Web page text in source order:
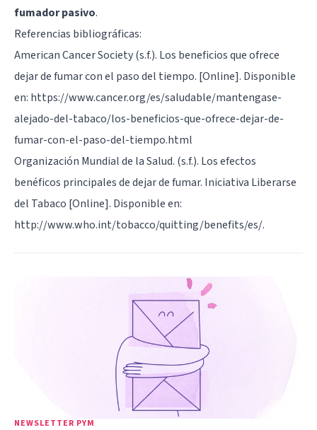
fumador pasivo.
Referencias bibliográficas:
American Cancer Society (s.f.). Los beneficios que ofrece
dejar de fumar con el paso del tiempo. [Online]. Disponible
en: https://www.cancer.org/es/saludable/mantengase-
alejado-del-tabaco/los-beneficios-que-ofrece-dejar-de-
fumar-con-el-paso-del-tiempo.html
Organización Mundial de la Salud. (s.f.). Los efectos
benéficos principales de dejar de fumar. Iniciativa Liberarse
del Tabaco [Online]. Disponible en:
http://www.who.int/tobacco/quitting/benefits/es/.
NEWSLETTER PYM